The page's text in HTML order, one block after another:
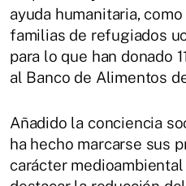
ayuda humanitaria,
familias de refugiados
para lo que han donado
al Banco de Alimentos
Añadido la conciencia
ha hecho marcarse sus
carácter